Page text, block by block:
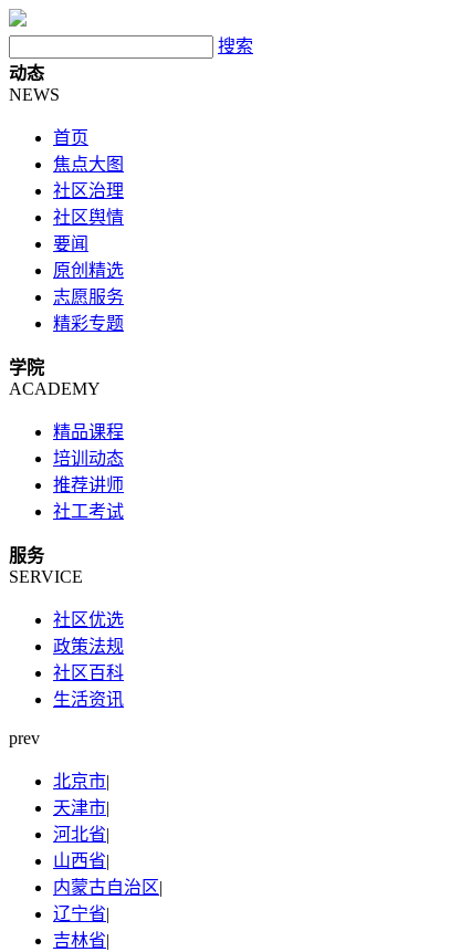
搜索
动态
NEWS
首页
焦点大图
社区治理
社区舆情
要闻
原创精选
志愿服务
精彩专题
学院
ACADEMY
精品课程
培训动态
推荐讲师
社工考试
服务
SERVICE
社区优选
政策法规
社区百科
生活资讯
prev
北京市|
天津市|
河北省|
山西省|
内蒙古自治区|
辽宁省|
吉林省|